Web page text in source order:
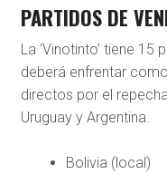
PARTIDOS DE
La ‘Vinotinto’ tiene
deberá enfrentar
directos por el
Uruguay y Argentina.
Bolivia (local)